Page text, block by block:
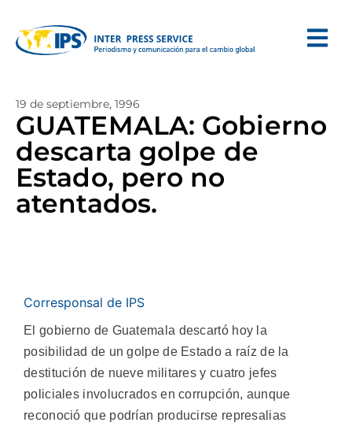
19 de septiembre, 1996
GUATEMALA: Gobierno
descarta golpe de
Estado, pero no
atentados.
Corresponsal de IPS
El gobierno de Guatemala descartó hoy la
posibilidad de un golpe de Estado a raíz de la
destitución de nueve militares y cuatro jefes
policiales involucrados en corrupción, aunque
reconoció que podrían producirse represalias